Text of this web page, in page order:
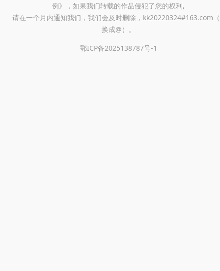
例》，如果我们转载的作品侵犯了您的权利,
请在一个月内通知我们，我们会及时删除，kk20220324#163.com
换成@）。
鄂ICP备2025138787号-1